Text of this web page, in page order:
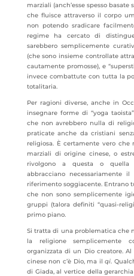
marziali (anch’esse spesso
che fluisce attraverso il corpo
non potendo sradicare
regime ha cercato di
sarebbero semplicemente
(che sono insieme controllate
cautamente promosse), e
invece combattute con tutta la
totalitaria.
Per ragioni diverse, anche in
insegnare forme di “yoga
che non avrebbero nulla di
praticate anche da cristiani
religiosa. È certamente vero
marziali di origine cinese, o
rivolgono a questa o quella
abbracciano necessariamente
riferimento soggiacente. Entrano
che non sono semplicemente
gruppi (talora definiti “quasi-
primo piano.
Si tratta di una problematica che
la religione semplicemente
organizzata di un Dio creatore.
cinese non c’è Dio, ma ilqi.
di Giada, al vertice della